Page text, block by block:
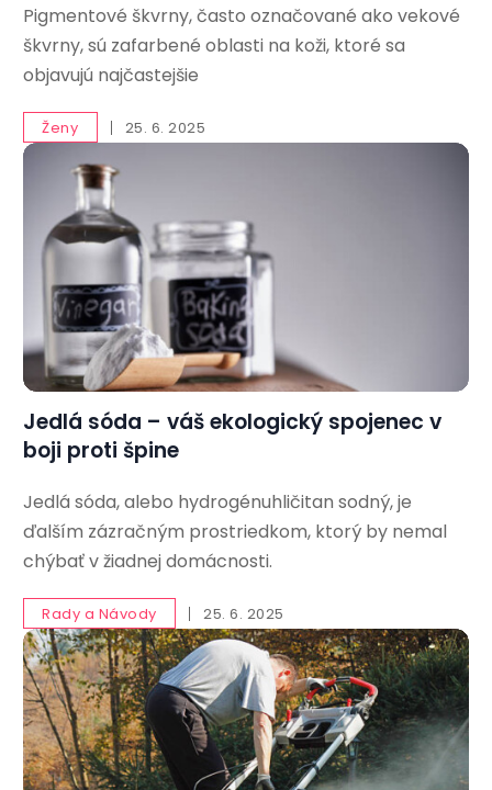
Pigmentové škvrny, často označované ako vekové
škvrny, sú zafarbené oblasti na koži, ktoré sa
objavujú najčastejšie
Ženy 25. 6. 2025
Jedlá sóda – váš ekologický spojenec v
boji proti špine
Jedlá sóda, alebo hydrogénuhličitan sodný, je
ďalším zázračným prostriedkom, ktorý by nemal
chýbať v žiadnej domácnosti.
Rady a Návody 25. 6. 2025